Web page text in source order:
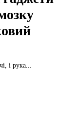
і рука...